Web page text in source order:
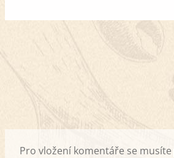
Pro vložení komentáře se musíte